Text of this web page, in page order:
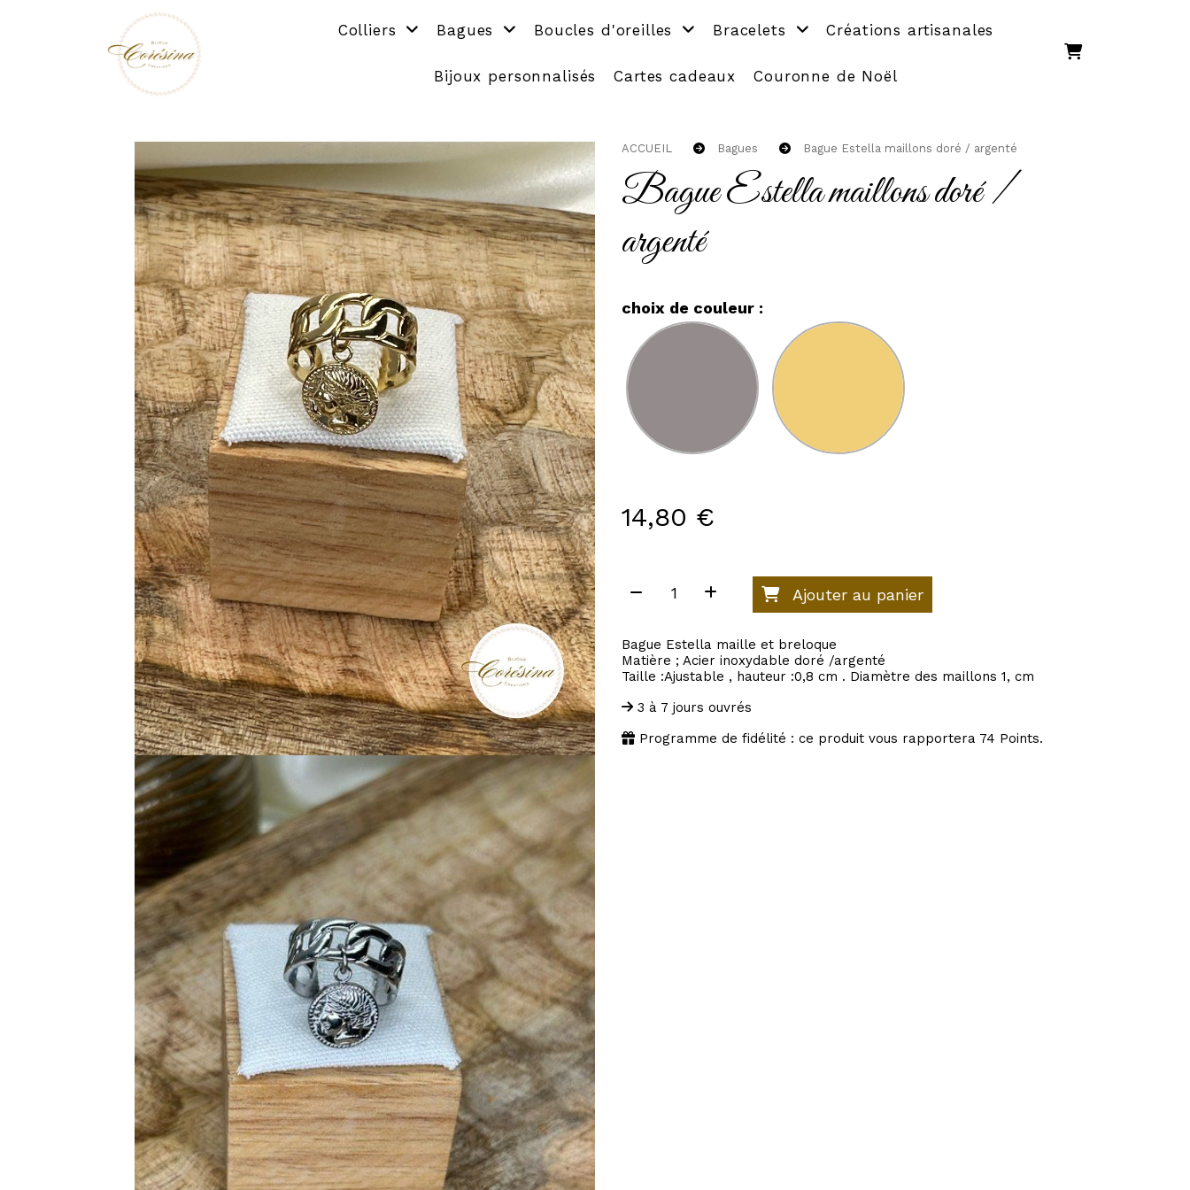
Colliers Bagues Boucles d'oreilles Bracelets Créations artisanales
Bijoux personnalisés Cartes cadeaux Couronne de Noël
ACCUEIL Bagues Bague Estella maillons doré / argenté
Bague Estella maillons doré /
argenté
choix de couleur :
14,80 €
Ajouter au panier
Bague Estella maille et breloque
Matière ; Acier inoxydable doré /argenté
Taille :Ajustable , hauteur :0,8 cm . Diamètre des maillons 1, cm
3 à 7 jours ouvrés
Programme de fidélité : ce produit vous rapportera 74 Points.